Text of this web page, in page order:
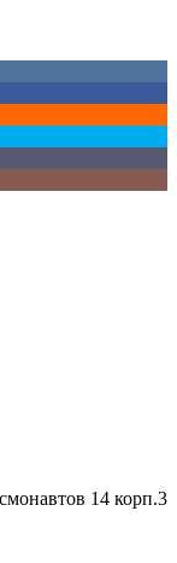
14 корп.3